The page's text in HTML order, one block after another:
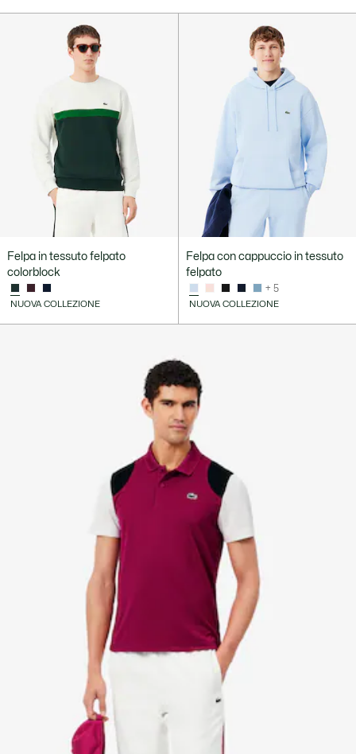
Felpa in tessuto felpato
colorblock
NUOVA COLLEZIONE
Felpa con cappuccio in tessuto
felpato
+ 5
NUOVA COLLEZIONE